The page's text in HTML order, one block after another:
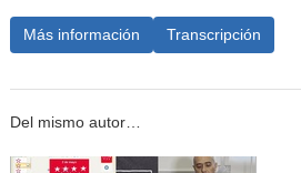
Más información Transcripción
Del mismo autor…